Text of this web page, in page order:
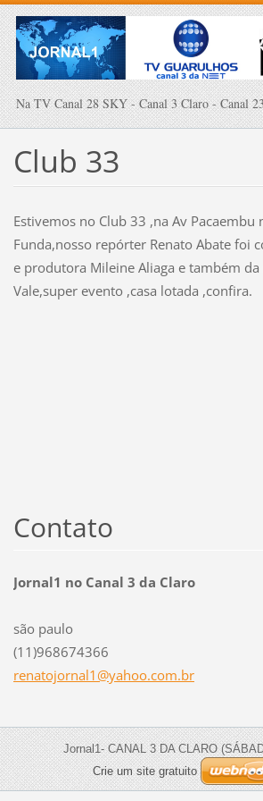
Na TV Canal 28 SKY - Canal 3 Claro - Canal
Club 33
Estivemos no Club 33 ,na Av Pacaembu
Funda,nosso repórter Renato Abate foi
e produtora Mileine Aliaga e também da
Vale,super evento ,casa lotada ,confira.
Contato
Jornal1 no Canal 3 da Claro
são paulo
(11)968674366
renatojornal1@yahoo.com.br
Jornal1- CANAL 3 DA CLARO
Crie um site gratuito